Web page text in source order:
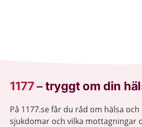
1177–tryggt om din
På 1177.se får du råd om hälsa
sjukdomar och vilka mottagningar